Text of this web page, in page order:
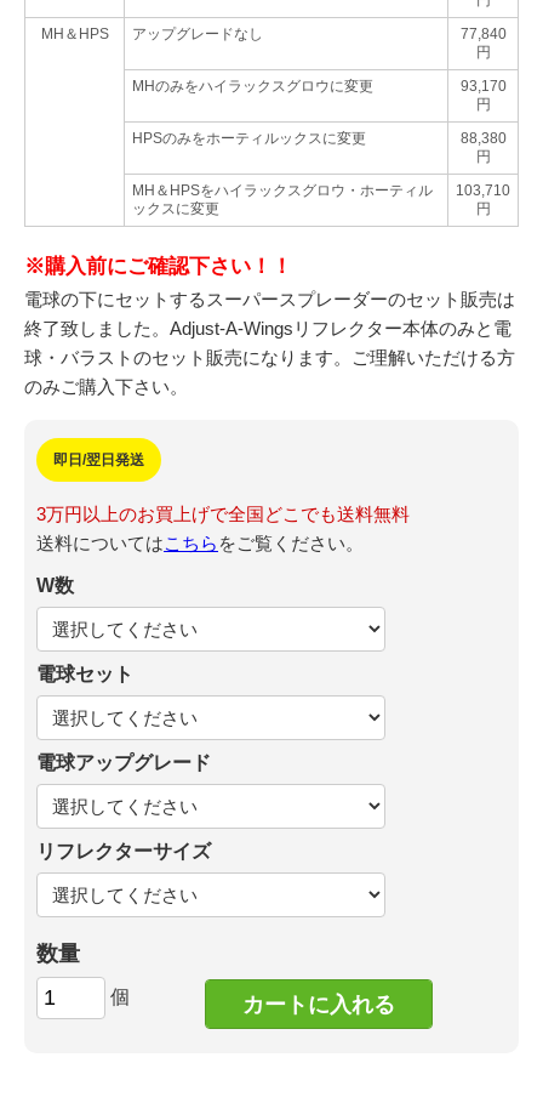
MH＆HPS
アップグレードなし
77,840
円
MHのみをハイラックスグロウに変更
93,170
円
HPSのみをホーティルックス に変更
88,380
円
MH＆HPSをハイラックスグロウ・ ホーティル
ックス に変更
103,710
円
※購入前にご確認下さい！！
電球の下にセットするスーパースプレーダーのセット販売は
終了致しました。 Adjust-A-Wingsリフレクター本体のみと電
球・バラストのセット販売になります。ご理解いただける方
のみご購入下さい。
即日/翌日発送
3万円以上のお買上げで全国どこでも送料無料
送料についてはこちら をご覧ください。
W数
電球セット
電球アップグレード
リフレクターサイズ
数量
個